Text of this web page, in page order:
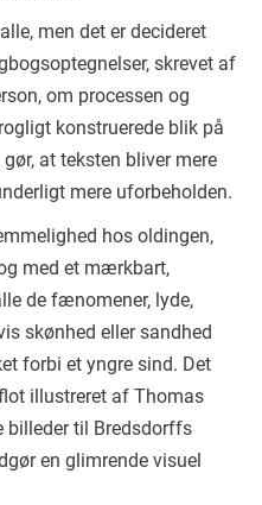
men det er decideret
skrevet af
om processen og
konstruerede blik på
at teksten bliver mere
mere uforbeholden.
hos oldingen,
med et mærkbart,
de fænomener, lyde,
skønhed eller sandhed
forbi et yngre sind. Det
illustreret af Thomas
billeder til Bredsdorffs
en glimrende visuel